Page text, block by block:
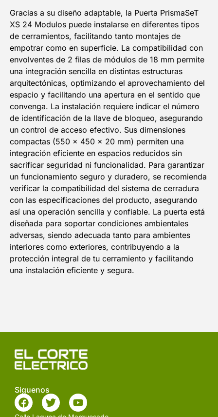
Gracias a su diseño adaptable, la Puerta PrismaSeT
XS 24 Modulos puede instalarse en diferentes tipos
de cerramientos, facilitando tanto montajes de
empotrar como en superficie. La compatibilidad con
envolventes de 2 filas de módulos de 18 mm permite
una integración sencilla en distintas estructuras
arquitectónicas, optimizando el aprovechamiento del
espacio y facilitando una apertura en el sentido que
convenga. La instalación requiere indicar el número
de identificación de la llave de bloqueo, asegurando
un control de acceso efectivo. Sus dimensiones
compactas (550 x 450 x 20 mm) permiten una
integración eficiente en espacios reducidos sin
sacrificar seguridad ni funcionalidad. Para garantizar
un funcionamiento seguro y duradero, se recomienda
verificar la compatibilidad del sistema de cerradura
con las especificaciones del producto, asegurando
así una operación sencilla y confiable. La puerta está
diseñada para soportar condiciones ambientales
adversas, siendo adecuada tanto para ambientes
interiores como exteriores, contribuyendo a la
protección integral de tu cerramiento y facilitando
una instalación eficiente y segura.
Siguenos